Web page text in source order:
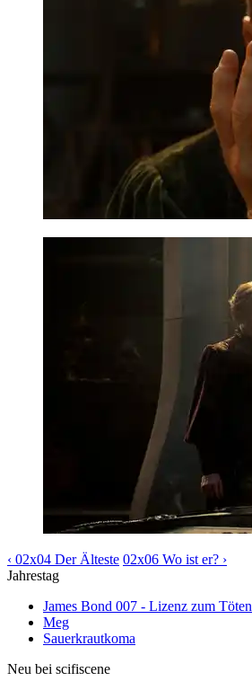
‹ 02x04 Der Älteste 02x06 Wo ist er? ›
Jahrestag
James Bond 007 - Lizenz zum Töten
Meg
Sauerkrautkoma
Neu bei scifiscene